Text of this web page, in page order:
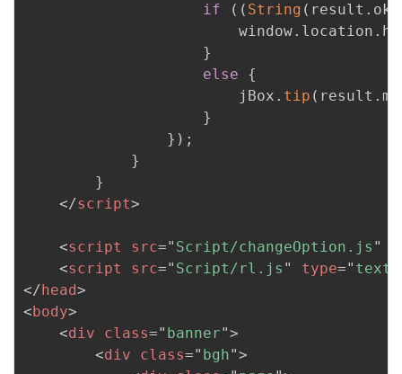
if
( ( String ( result . ok
                        window
. location .
}
else
{
                        jBox
. tip ( result .
}
} ) ;
}
}
</script>
<script src=" Script/changeOption.js "
<script src=" Script/rl.js " type=" text/
</ head>
< body>
<div class=" banner">
<div class=" bgh">